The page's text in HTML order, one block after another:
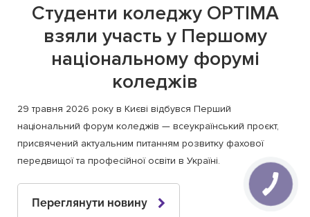
Студенти коледжу OPTIMA
взяли участь у Першому
національному форумі
коледжів
29 травня 2026 року в Києві відбувся Перший
національний форум коледжів — всеукраїнський проєкт,
присвячений актуальним питанням розвитку фахової
передвищої та професійної освіти в Україні.
Переглянути новину